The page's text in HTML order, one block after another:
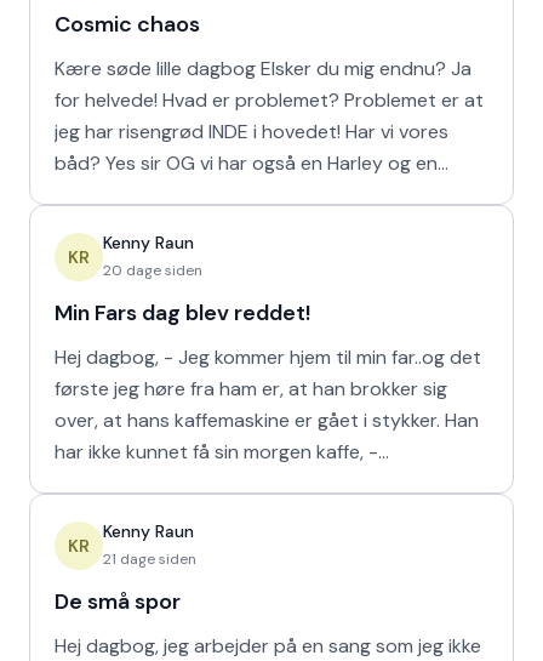
Cosmic chaos
Kære søde lille dagbog Elsker du mig endnu? Ja
for helvede! Hvad er problemet? Problemet er at
jeg har risengrød INDE i hovedet! Har vi vores
båd? Yes sir OG vi har også en Harley og en
KR
Kenny Raun
20 dage siden
Min Fars dag blev reddet!
Hej dagbog, - Jeg kommer hjem til min far..og det
første jeg høre fra ham er, at han brokker sig
over, at hans kaffemaskine er gået i stykker. Han
har ikke kunnet få sin morgen kaffe, -
KR
Kenny Raun
21 dage siden
De små spor
Hej dagbog, jeg arbejder på en sang som jeg ikke